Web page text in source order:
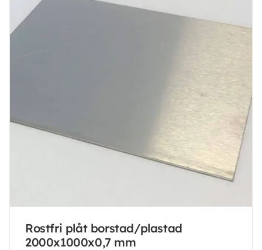
Rostfri plåt borstad/plastad
2000x1000x0,7 mm